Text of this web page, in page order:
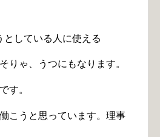
している人に使える
りゃ、うつにもなります。
す。
こうと思っています。理事